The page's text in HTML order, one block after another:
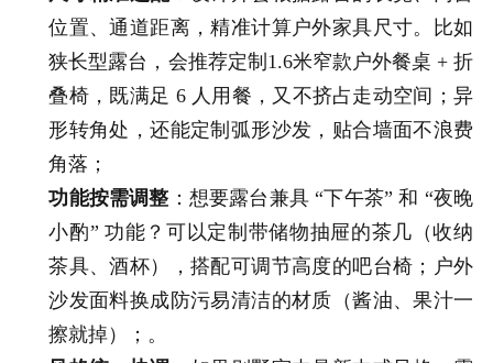
位置、通道距离，精准计算户外家具尺寸。比如
狭长型露台，会推荐定制1.6米窄款户外餐桌 + 折
叠椅，既满足 6 人用餐，又不挤占走动空间；异
形转角处，还能定制弧形沙发，贴合墙面不浪费
角落；
功能按需调整 ：想要露台兼具 “下午茶” 和 “夜晚
小酌” 功能？可以定制带储物抽屉的茶几（收纳
茶具、酒杯），搭配可调节高度的吧台椅；户外
沙发面料换成防污易清洁的材质（酱油、果汁一
擦就掉）；。